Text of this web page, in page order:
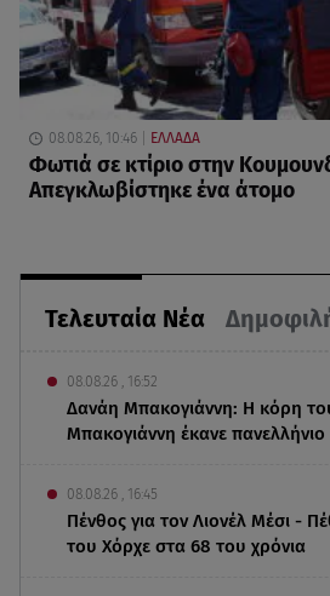
Τελευταία Νέα
08.08.26 , 16:52
Δανάη Μπακογιάννη: Η κόρη
Μπακογιάννη έκανε
08.08.26 , 16:45
Πένθος για τον Λιονέλ Μέσι -
του Χόρχε στα 68 του χρόνια
08.08.26, 10:46 ΕΛΛΑΔΑ
Φωτιά σε κτίριο στην
Απεγκλωβίστηκε ένα άτομο